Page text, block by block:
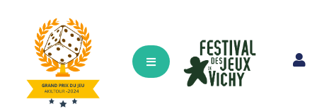
Hamburger Toggle Menu